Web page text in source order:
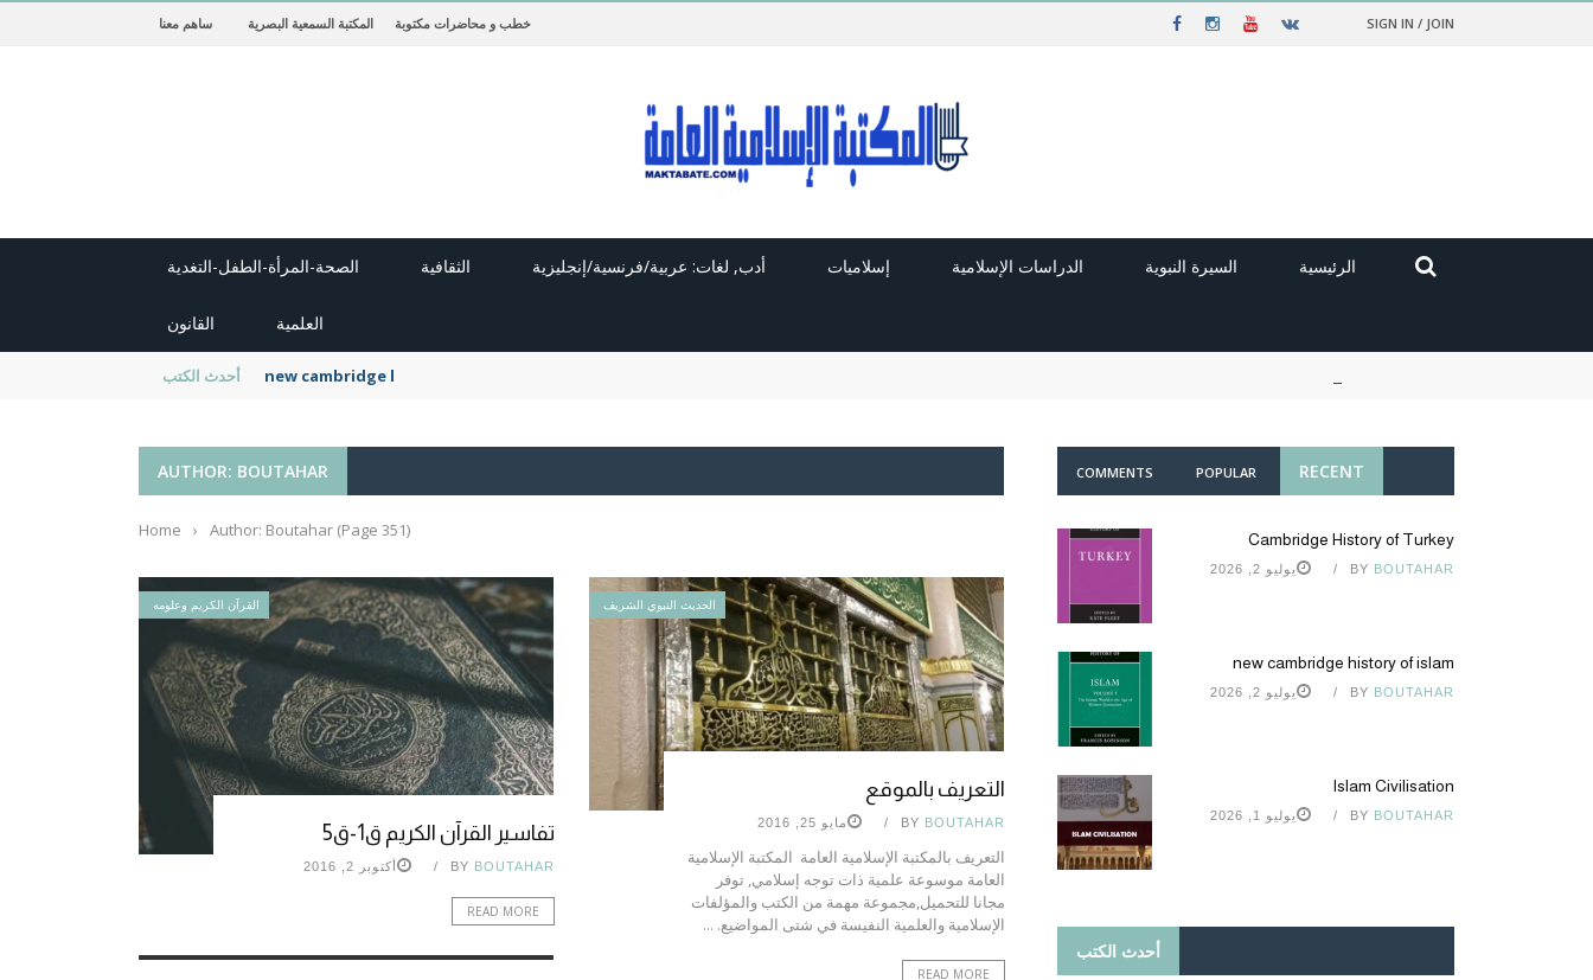
SIGN IN / JOIN خطب و محاضرات مكتوبة المكتبة السمعية البصرية ساهم معنا
الرئيسية السيرة النبوية الدراسات الإسلامية إسلاميات أدب, لغات: عربية/فرنسية/إنجليزية الثقافية الصحة-المرأة-الطفل-التغدية
العلمية القانون
أحدث الكتب new cambridge history of islam
AUTHOR: BOUTAHAR
Home › Author: Boutahar (Page 351)
القرآن الكريم وعلومه
تفاسير القرآن الكريم ق1-ق5
BY BOUTAHAR أكتوبر 2, 2016
READ MORE
الحديث النبوي الشريف
التعريف بالموقع
BY BOUTAHAR مايو 25, 2016
التعريف بالمكتبة الإسلامية العامة المكتبة الإسلامية
العامة موسوعة علمية ذات توجه إسلامي, توفر
مجانا للتحميل,مجموعة مهمة من الكتب والمؤلفات
الإسلامية والعلمية النفيسة في شتى المواضيع. ...
READ MORE
RECENT
POPULAR
COMMENTS
Cambridge History of Turkey
BY BOUTAHAR يوليو 2, 2026
new cambridge history of islam
BY BOUTAHAR يوليو 2, 2026
Islam Civilisation
BY BOUTAHAR يوليو 1, 2026
أحدث الكتب